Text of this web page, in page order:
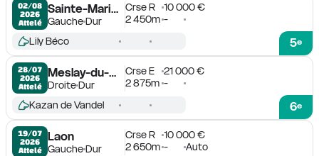
02/08
2026
Attelé
Sainte-Marie-du-Mont
GaucheDur
Crse R
10 000 €
2 450m -
5e
Lily Béco
28/07
2026
Attelé
Meslay-du-Maine
DroiteDur
Crse E
21 000 €
2 875m -
6e
Kazan de Vandel
19/07
2026
Attelé
Laon
GaucheDur
Crse R
10 000 €
2 650m - Auto